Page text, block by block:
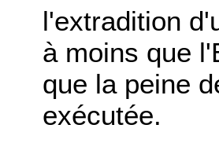
l'extradition
à moins que
que la peine
exécutée.